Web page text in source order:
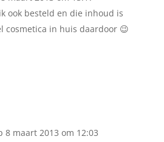
ook besteld en die inhoud is
cosmetica in huis daardoor 😉
8 maart 2013 om 12:03